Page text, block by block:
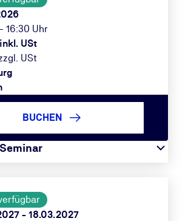
16:30 Uhr
USt
USt
BUCHEN
- 18.03.2027